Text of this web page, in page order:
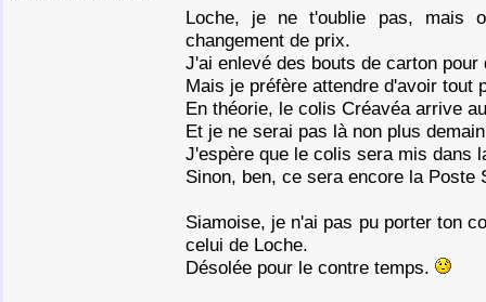
Loche, je ne t'oublie pas, mais
changement de prix.
J'ai enlevé des bouts de carton
Mais je préfère attendre d'avoir tout
En théorie, le colis Créavéa arrive
Et je ne serai pas là non plus
J'espère que le colis sera mis dans
Sinon, ben, ce sera encore la Poste
Siamoise, je n'ai pas pu porter ton
celui de Loche.
Désolée pour le contre temps.